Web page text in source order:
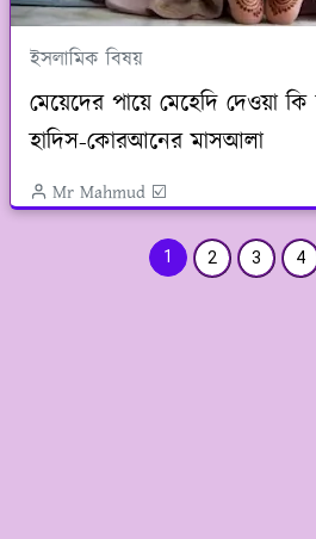
ইসলামিক বিষয়
মেয়েদের পায়ে মেহেদি দেওয়া
হাদিস-কোরআনের মাসআলা
Mr Mahmud ☑️
1 2 3 4